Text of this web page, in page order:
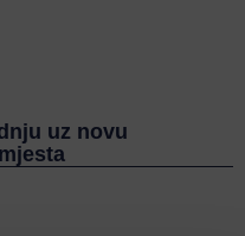
uz novu